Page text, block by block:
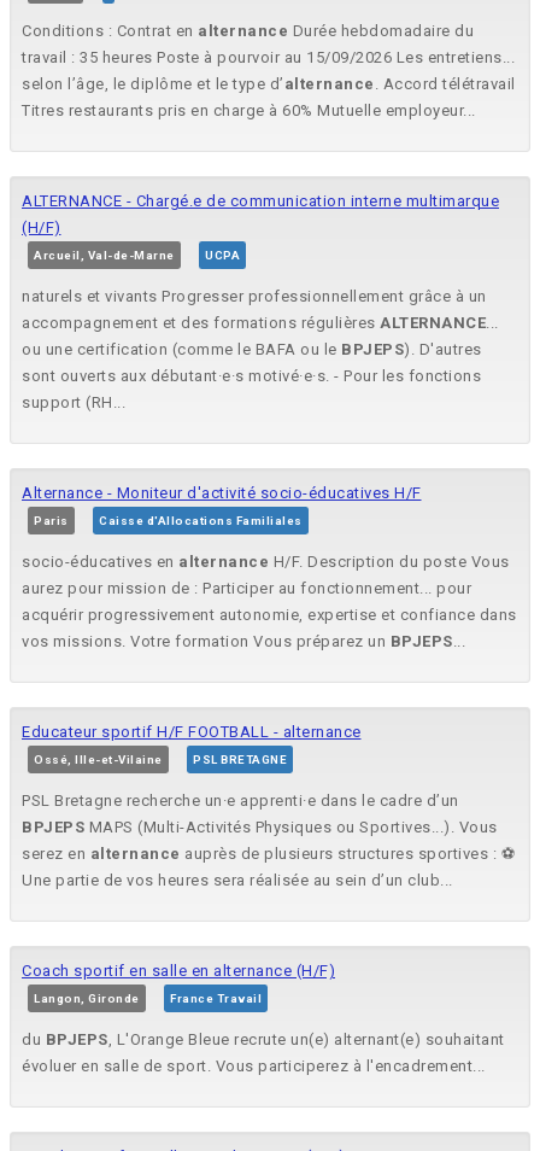
Conditions : Contrat en alternance Durée hebdomadaire du
travail : 35 heures Poste à pourvoir au 15/09/2026 Les entretiens...
selon l’âge, le diplôme et le type d’ alternance . Accord télétravail
Titres restaurants pris en charge à 60% Mutuelle employeur...
ALTERNANCE - Chargé.e de communication interne multimarque
(H/F)
Arcueil, Val-de-Marne UCPA
naturels et vivants Progresser professionnellement grâce à un
accompagnement et des formations régulières ALTERNANCE...
ou une certification (comme le BAFA ou le BPJEPS). D'autres
sont ouverts aux débutant·e·s motivé·e·s. - Pour les fonctions
support (RH...
Alternance - Moniteur d'activité socio-éducatives H/F
Paris Caisse d'Allocations Familiales
socio-éducatives en alternance H/F. Description du poste Vous
aurez pour mission de : Participer au fonctionnement... pour
acquérir progressivement autonomie, expertise et confiance dans
vos missions. Votre formation Vous préparez un BPJEPS...
Educateur sportif H/F FOOTBALL - alternance
Ossé, Ille-et-Vilaine PSL BRETAGNE
PSL Bretagne recherche un·e apprenti·e dans le cadre d’un
BPJEPS MAPS (Multi-Activités Physiques ou Sportives...). Vous
serez en alternance auprès de plusieurs structures sportives : ⚽
Une partie de vos heures sera réalisée au sein d’un club...
Coach sportif en salle en alternance (H/F)
Langon, Gironde France Travail
du BPJEPS, L'Orange Bleue recrute un(e) alternant(e) souhaitant
évoluer en salle de sport. Vous participerez à l'encadrement...